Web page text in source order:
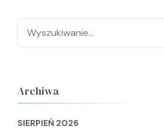
Szukaj:
Archiwa
SIERPIEŃ 2026